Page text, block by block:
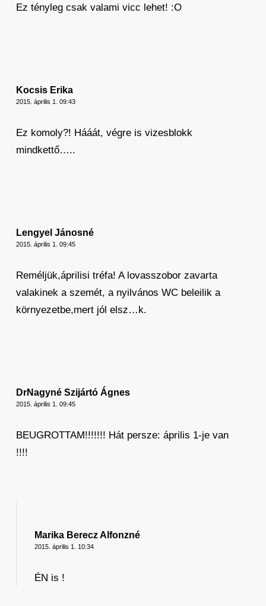
Ez tényleg csak valami vicc lehet! :O
Kocsis Erika
2015. április 1. 09:43
Ez komoly?! Hááát, végre is vizesblokk
mindkettő…..
Lengyel Jánosné
2015. április 1. 09:45
Reméljük,áprilisi tréfa! A lovasszobor zavarta
valakinek a szemét, a nyilvános WC beleilik a
környezetbe,mert jól elsz…k.
DrNagyné Szijártó Ágnes
2015. április 1. 09:45
BEUGROTTAM!!!!!!! Hát persze: április 1-je van
!!!!
Marika Berecz Alfonzné
2015. április 1. 10:34
ÉN is !